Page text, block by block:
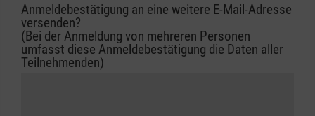
Anmeldebestätigung an eine weitere E-Mail-Adresse
versenden?
(Bei der Anmeldung von mehreren Personen
umfasst diese Anmeldebestätigung die Daten aller
Teilnehmenden)